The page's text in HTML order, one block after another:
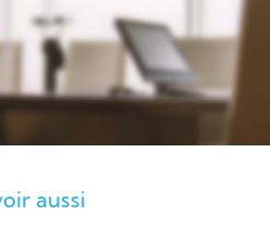
aussi